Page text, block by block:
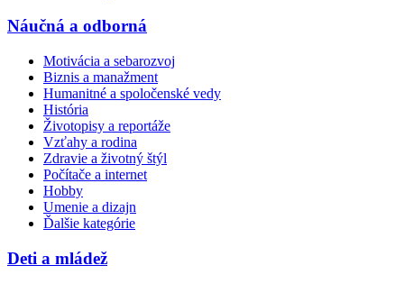
Náučná a odborná
Motivácia a sebarozvoj
Biznis a manažment
Humanitné a spoločenské vedy
História
Životopisy a reportáže
Vzťahy a rodina
Zdravie a životný štýl
Počítače a internet
Hobby
Umenie a dizajn
Ďalšie kategórie
Deti a mládež